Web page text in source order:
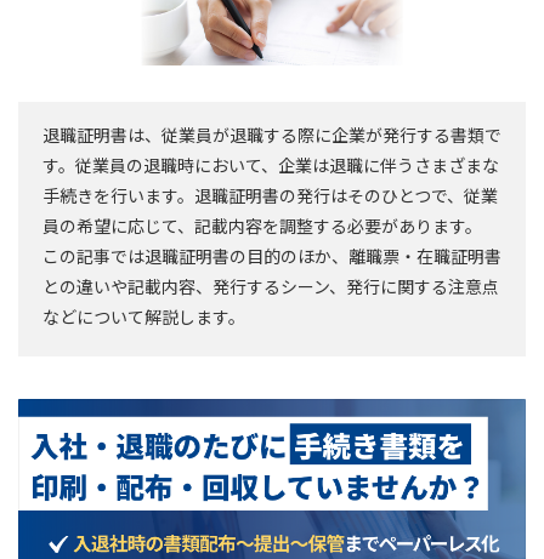
退職証明書は、従業員が退職する際に企業が発行する書類で
す。従業員の退職時において、企業は退職に伴うさまざまな
手続きを行います。退職証明書の発行はそのひとつで、従業
員の希望に応じて、記載内容を調整する必要があります。
この記事では退職証明書の目的のほか、離職票・在職証明書
との違いや記載内容、発行するシーン、発行に関する注意点
などについて解説します。